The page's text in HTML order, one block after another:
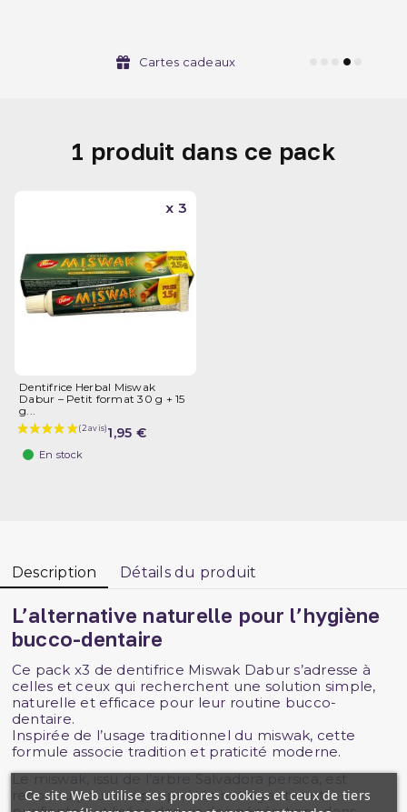
Cartes cadeaux
1 produit dans ce pack
x 3
Dentifrice Herbal Miswak
Dabur – Petit format 30 g + 15
g...
1,95 €
En stock
Description Détails du produit
L’alternative naturelle pour l’hygiène
bucco-dentaire
Ce pack x3 de dentifrice Miswak Dabur s’adresse à
celles et ceux qui recherchent une solution simple,
naturelle et efficace pour leur routine bucco-
dentaire.
Inspirée de l’usage traditionnel du miswak, cette
formule associe tradition et praticité moderne.
Le miswak, issu de l’arbre Salvadora persica, est
reconnu pour ses propriétés nettoyantes et
Ce site Web utilise ses propres cookies et ceux de tiers